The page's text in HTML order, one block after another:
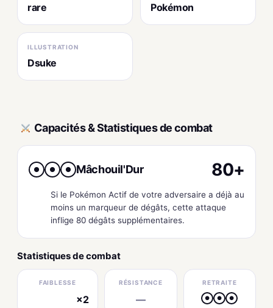
rare Pokémon
ILLUSTRATION
Dsuke
Capacités & Statistiques de combat
● ● ● Mâchouil'Dur 80+
Si le Pokémon Actif de votre adversaire a déjà au
moins un marqueur de dégâts, cette attaque
inflige 80 dégâts supplémentaires.
Statistiques de combat
FAIBLESSE
×2
RÉSISTANCE
—
RETRAITE
● ● ●